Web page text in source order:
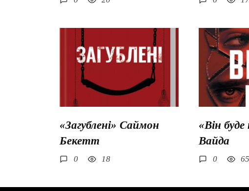
«Загублені» Саймон
Бекетт
0 18
«Він
Вайда
0 65